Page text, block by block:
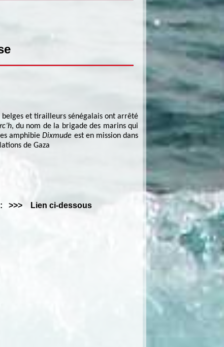
et tirailleurs sénégalais ont arrêté
, du nom de la brigade des marins qui
amphibieDixmude est en mission dans
de Gaza
: >>> Lien ci-dessous